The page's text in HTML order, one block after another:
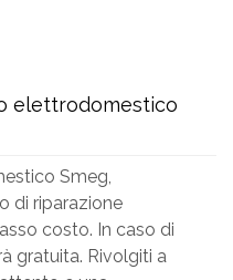
elettrodomestico
Smeg,
di riparazione
costo. In caso di
gratuita. Rivolgiti a